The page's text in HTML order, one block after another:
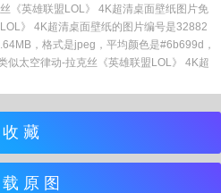
《英雄联盟LOL》 4K超清桌面壁纸图片免
》 4K超清桌面壁纸的图片编号是32882
，格式是jpeg，平均颜色是#6b699d，
似太空律动-拉克丝《英雄联盟LOL》 4K超
收 藏
原 图